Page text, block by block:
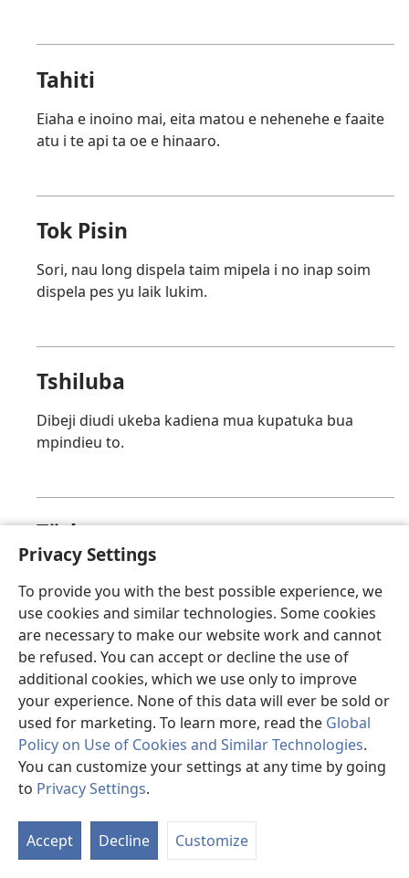
Privacy Settings
To provide you with the best possible experience, we
use cookies and similar technologies. Some cookies
are necessary to make our website work and cannot
be refused. You can accept or decline the use of
additional cookies, which we use only to improve
your experience. None of this data will ever be sold or
used for marketing. To learn more, read the Global
Policy on Use of Cookies and Similar Technologies.
You can customize your settings at any time by going
to Privacy Settings.
Accept Decline Customize
Tahiti
Eiaha e inoino mai, eita matou e nehenehe e faaite
atu i te api ta oe e hinaaro.
Tok Pisin
Sori, nau long dispela taim mipela i no inap soim
dispela pes yu laik lukim.
Tshiluba
Dibeji diudi ukeba kadiena mua kupatuka bua
mpindieu to.
Türkçe
Üzgünüz, bu sayfa şu anda görüntülenemiyor.
valencià
Ho sentim, en este moment la pàgina que busques
no està disponible.
Hiện trang mà bạn yêu cầu không thể hiển thị.